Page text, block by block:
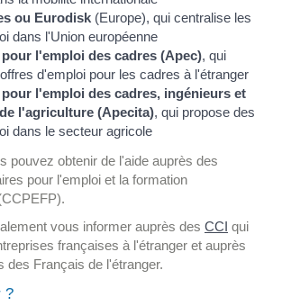
ou Eurodisk (Europe), qui centralise les
dans l'Union européenne
l'emploi des cadres (Apec), qui
d'emploi pour les cadres à l'étranger
l'emploi des cadres, ingénieurs et
l'agriculture (Apecita), qui propose des
dans le secteur agricole
pouvez obtenir de l'aide auprès des
pour l'emploi et la formation
vous informer auprès des CCI qui
françaises à l'étranger et auprès
des Français de l'étranger.
?